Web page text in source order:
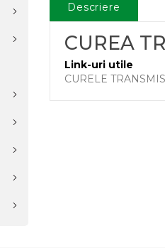
Descriere
CUREA
Link-uri utile
CURELE